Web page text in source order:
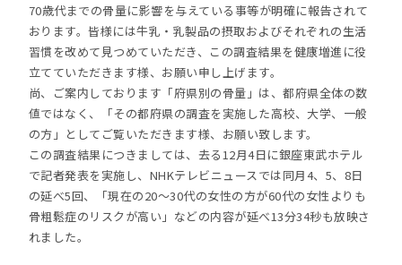
70歳代までの骨量に影響を与えている事等が明確に報告されて
おります。皆様には牛乳・乳製品の摂取およびそれぞれの生活
習慣を改めて見つめていただき、この調査結果を健康増進に役
立てていただきます様、お願い申し上げます。
尚、ご案内しております「府県別の骨量」は、都府県全体の数
値ではなく、「その都府県の調査を実施した高校、大学、一般
の方」としてご覧いただきます様、お願い致します。
この調査結果につきましては、去る12月4日に銀座東武ホテル
で記者発表を実施し、NHKテレビニュースでは同月4、5、8日
の延べ5回、「現在の20～30代の女性の方が60代の女性よりも
骨粗鬆症のリスクが高い」などの内容が延べ13分34秒も放映さ
れました。